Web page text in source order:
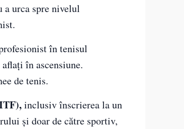
a urca spre nivelul
în tenisul
în ascensiune.
de tenis.
inclusiv înscrierea la un
și doar de către sportiv,